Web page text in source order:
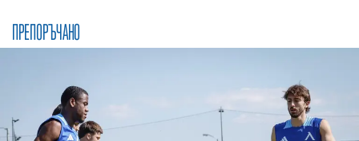
ПРЕПОРЪЧАНО